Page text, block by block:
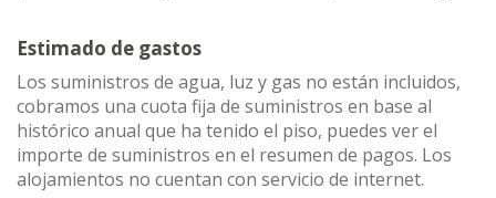
Estimado de gastos
Los suministros de agua, luz y gas no están incluidos,
cobramos una cuota fija de suministros en base al
histórico anual que ha tenido el piso, puedes ver el
importe de suministros en el resumen de pagos. Los
alojamientos no cuentan con servicio de internet.